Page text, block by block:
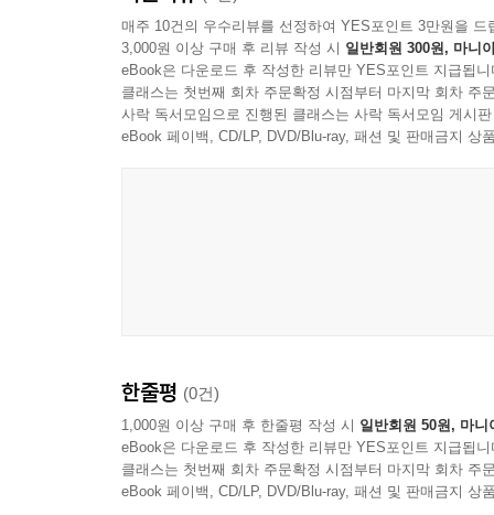
호시노 리조트
블랙스톤
PART 3. 미 래
전쟁과 평화
에필로그
매주 10건의 우수리뷰를 선정하여 YES포인트 3만원을 드
3,000원 이상 구매 후 리뷰 작성 시 일반회원 300원, 마니
eBook은 다운로드 후 작성한 리뷰만 YES포인트 지급됩니
클래스는 첫번째 회차 주문확정 시점부터 마지막 회차 주
사락 독서모임으로 진행된 클래스는 사락 독서모임 게시
eBook 페이백, CD/LP, DVD/Blu-ray, 패션 및 판매금지 상
한줄평 (0건)
1,000원 이상 구매 후 한줄평 작성 시 일반회원 50원, 마니
eBook은 다운로드 후 작성한 리뷰만 YES포인트 지급됩니
클래스는 첫번째 회차 주문확정 시점부터 마지막 회차 주
eBook 페이백, CD/LP, DVD/Blu-ray, 패션 및 판매금지 상